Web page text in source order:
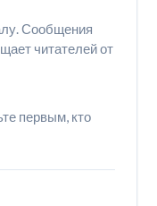
Сообщения
читателей от
первым, кто